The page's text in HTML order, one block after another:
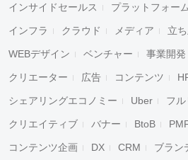
インサイドセールス プラットフォーム
インフラ クラウド メディア 立
WEBデザイン ベンチャー 事業開発
クリエーター 広告 コンテンツ
シェアリングエコノミー Uber フル
クリエイティブ バナー BtoB
コンテンツ企画 DX CRM ブラン